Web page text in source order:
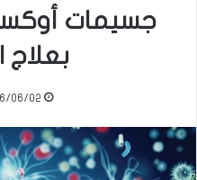
جسيمات
بعلاج
06/02